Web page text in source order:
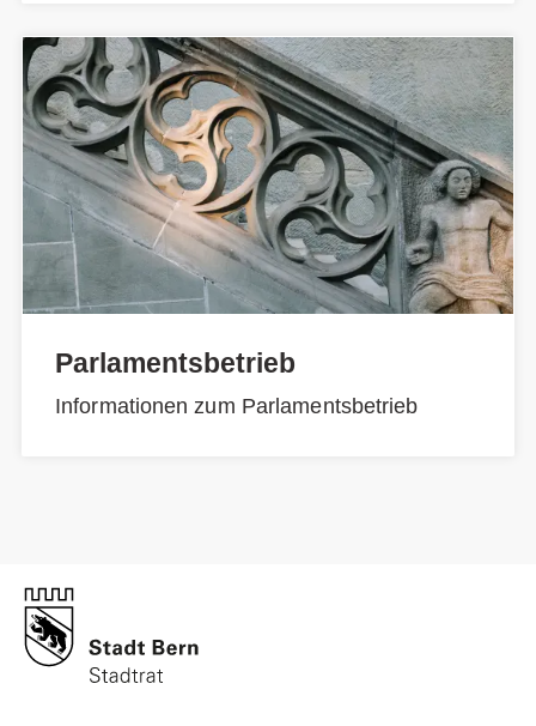
Parlamentsbetrieb
Informationen zum Parlamentsbetrieb